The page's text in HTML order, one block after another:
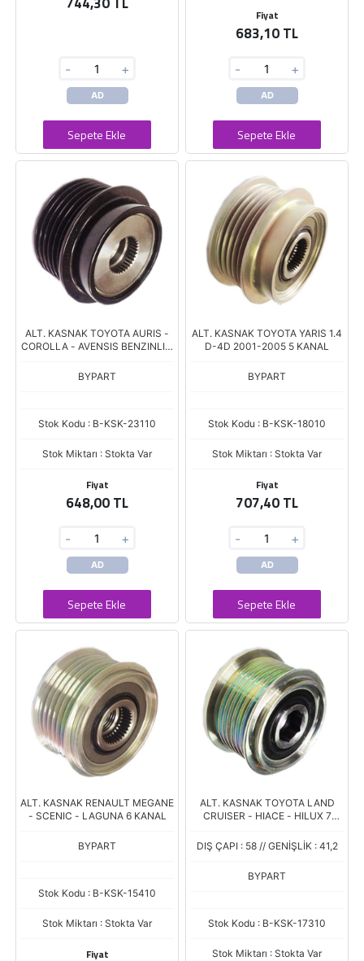
- +
AD
Sepete Ekle
Fiyat
683,10 TL
- +
AD
Sepete Ekle
ALT. KASNAK TOYOTA AURIS -
COROLLA - AVENSIS BENZINLI 6
BYPART
Stok Kodu : B-KSK-23110
Stok Miktarı : Stokta Var
Fiyat
648,00 TL
- +
AD
Sepete Ekle
ALT. KASNAK TOYOTA YARIS 1.4
D-4D 2001-2005 5 KANAL
BYPART
Stok Kodu : B-KSK-18010
Stok Miktarı : Stokta Var
Fiyat
707,40 TL
- +
AD
Sepete Ekle
ALT. KASNAK RENAULT MEGANE
- SCENIC - LAGUNA 6 KANAL
BYPART
Stok Kodu : B-KSK-15410
Stok Miktarı : Stokta Var
Fiyat
ALT. KASNAK TOYOTA LAND
CRUISER - HIACE - HILUX 7
DIŞ ÇAPI : 58 // GENİŞLİK : 41,2
BYPART
Stok Kodu : B-KSK-17310
Stok Miktarı : Stokta Var